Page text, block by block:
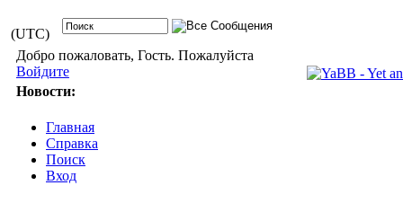
(UTC)
Добро пожаловать, Гость. Пожалуйста
Войдите
Новости:
Главная
Справка
Поиск
Вход